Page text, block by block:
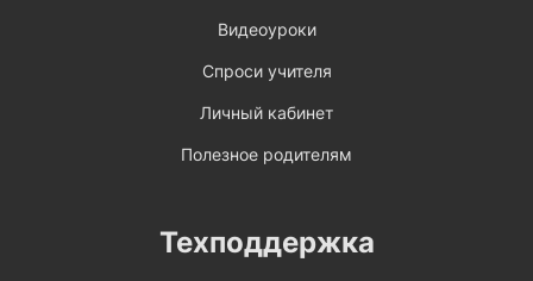
Видеоуроки
Спроси учителя
Личный кабинет
Полезное родителям
Техподдержка